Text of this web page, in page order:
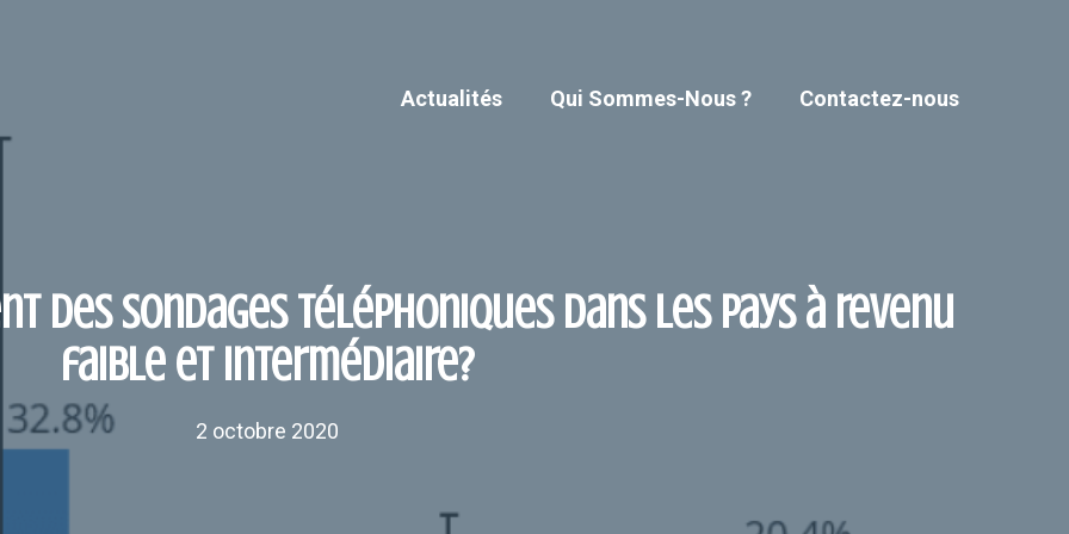
Actualités Qui Sommes-Nous ? Contactez-nous
des sondages téléphoniques dans les pays à revenu
faible et intermédiaire?
2 octobre 2020